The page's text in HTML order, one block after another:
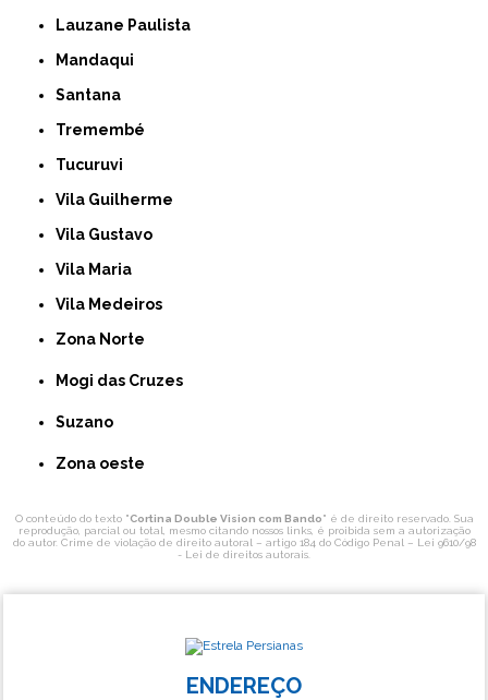
Lauzane Paulista
Mandaqui
Santana
Tremembé
Tucuruvi
Vila Guilherme
Vila Gustavo
Vila Maria
Vila Medeiros
Zona Norte
Mogi das Cruzes
Suzano
Zona oeste
O conteúdo do texto "Cortina Double Vision com Bando" é de direito reservado. Sua
reprodução, parcial ou total, mesmo citando nossos links, é proibida sem a autorização
do autor. Crime de violação de direito autoral – artigo 184 do Código Penal – Lei 9610/98
- Lei de direitos autorais
ENDEREÇO